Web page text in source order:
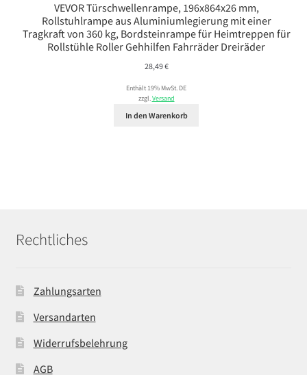
VEVOR Türschwellenrampe, 196x864x26 mm,
Rollstuhlrampe aus Aluminiumlegierung mit einer
Tragkraft von 360 kg, Bordsteinrampe für Heimtreppen für
Rollstühle Roller Gehhilfen Fahrräder Dreiräder
28,49€
Enthält 19% MwSt. DE
zzgl.Versand
In den Warenkorb
Rechtliches
Zahlungsarten
Versandarten
Widerrufsbelehrung
AGB